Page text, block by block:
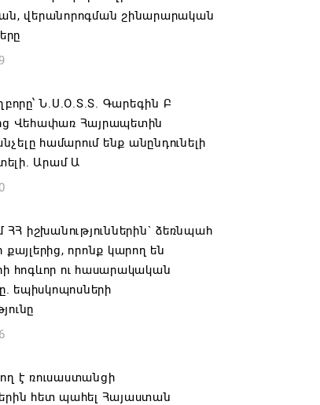
վերանորոգման շինարարական
Ն.Ս.Օ.Տ.Տ. Գարեգին Բ
Վեհափառ Հայրապետին
համարում ենք անընդունելի
Արամ Ա
ՀՀ իշխանություններին` ձեռնպահ
քայլերից, որոնք կարող են
հոգևոր ու հասարակական
եպիսկոպոսների
է ռուսաստանցի
հետ պահել Հայաստան